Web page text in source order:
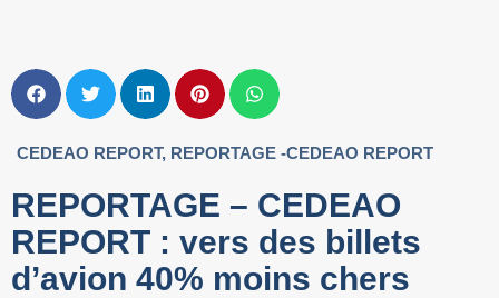
CEDEAO REPORT, REPORTAGE -CEDEAO REPORT
REPORTAGE – CEDEAO
REPORT : vers des billets
d’avion 40% moins chers